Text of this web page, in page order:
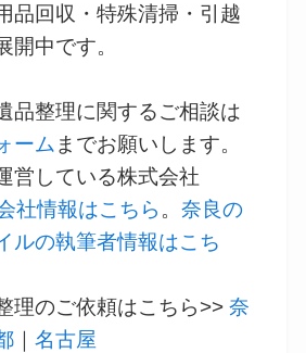
品回収・特殊清掃・引越
開中です。
品整理に関するご相談は
ーム までお願いします。
営している株式会社
社情報はこちら 。奈良の
ルの執筆者情報はこち
理のご依頼はこちら>>奈
｜名古屋